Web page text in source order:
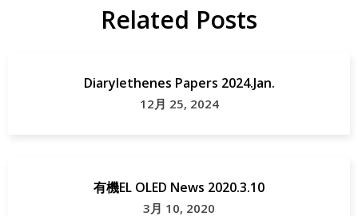
Related Posts
Diarylethenes Papers 2024.Jan.
12月 25, 2024
有機EL OLED News 2020.3.10
3月 10, 2020